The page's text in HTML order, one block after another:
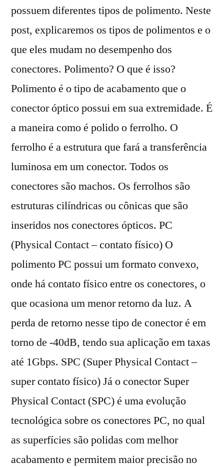
possuem diferentes tipos de polimento. Neste
post, explicaremos os tipos de polimentos e o
que eles mudam no desempenho dos
conectores. Polimento? O que é isso?
Polimento é o tipo de acabamento que o
conector óptico possui em sua extremidade. É
a maneira como é polido o ferrolho. O
ferrolho é a estrutura que fará a transferência
luminosa em um conector. Todos os
conectores são machos. Os ferrolhos são
estruturas cilíndricas ou cônicas que são
inseridos nos conectores ópticos. PC
(Physical Contact – contato físico) O
polimento PC possui um formato convexo,
onde há contato físico entre os conectores, o
que ocasiona um menor retorno da luz. A
perda de retorno nesse tipo de conector é em
torno de -40dB, tendo sua aplicação em taxas
até 1Gbps. SPC (Super Physical Contact –
super contato físico) Já o conector Super
Physical Contact (SPC) é uma evolução
tecnológica sobre os conectores PC, no qual
as superfícies são polidas com melhor
acabamento e permitem maior precisão no